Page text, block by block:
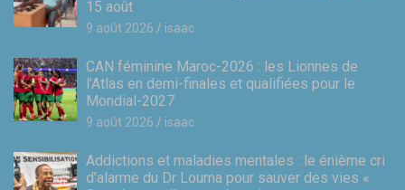
15 août
9 août 2026 isaac
CAN féminine Maroc-2026 : les Lionnes de
l’Atlas en demi-finales et qualifiées pour le
Mondial-2027
9 août 2026 isaac
Addictions et maladies mentales : le énième cri
d’alarme du Dr Louma pour sauver des vies «